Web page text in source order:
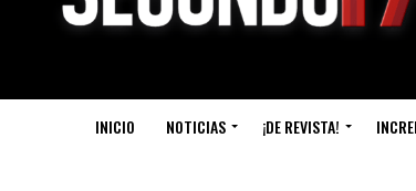
INICIO NOTICIAS ¡DE REVISTA!